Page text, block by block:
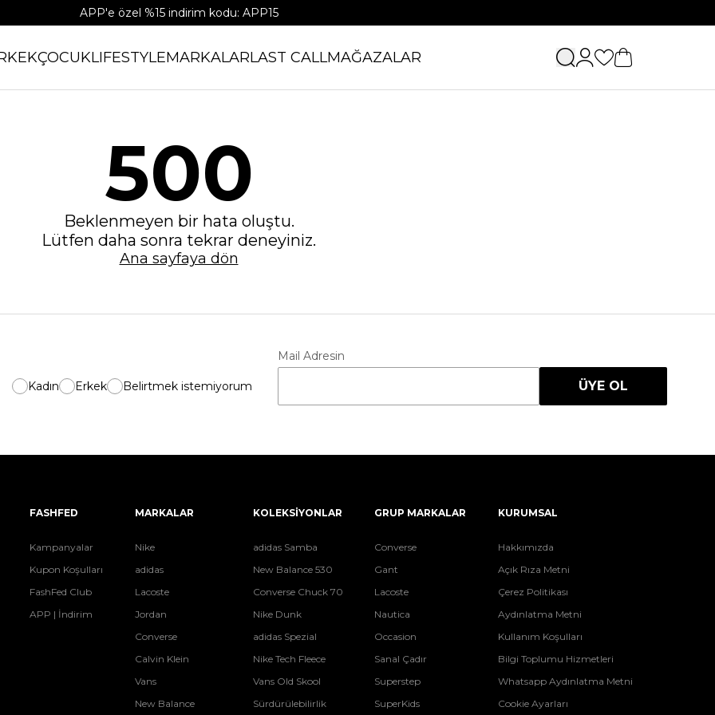
APP'e özel %15 indirim kodu: APP15
ÇOCUKLIFESTYLEMARKALARLAST CALLMAĞAZALAR
500
Beklenmeyen bir hata oluştu.
Lütfen daha sonra tekrar deneyiniz.
Ana sayfaya dön
Kadın Erkek Belirtmek istemiyorum
Mail Adresin
ÜYE OL
FASHFED
Kampanyalar
Kupon Koşulları
FashFed Club
APP | İndirim
MARKALAR
Nike
adidas
Lacoste
Jordan
Converse
Calvin Klein
Vans
New Balance
KOLEKSİYONLAR
adidas Samba
New Balance 530
Converse Chuck 70
Nike Dunk
adidas Spezial
Nike Tech Fleece
Vans Old Skool
Sürdürülebilirlik
GRUP MARKALAR
Converse
Gant
Lacoste
Nautica
Occasion
Sanal Çadır
Superstep
SuperKids
KURUMSAL
Hakkımızda
Açık Rıza Metni
Çerez Politikası
Aydınlatma Metni
Kullanım Koşulları
Bilgi Toplumu Hizmetleri
Whatsapp Aydınlatma Metni
Cookie Ayarları